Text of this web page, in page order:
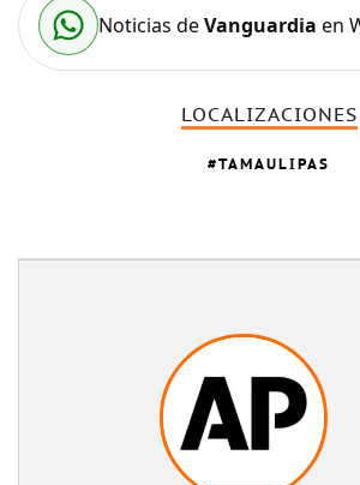
Noticias deVanguardia en
LOCALIZACIONES
TAMAULIPAS